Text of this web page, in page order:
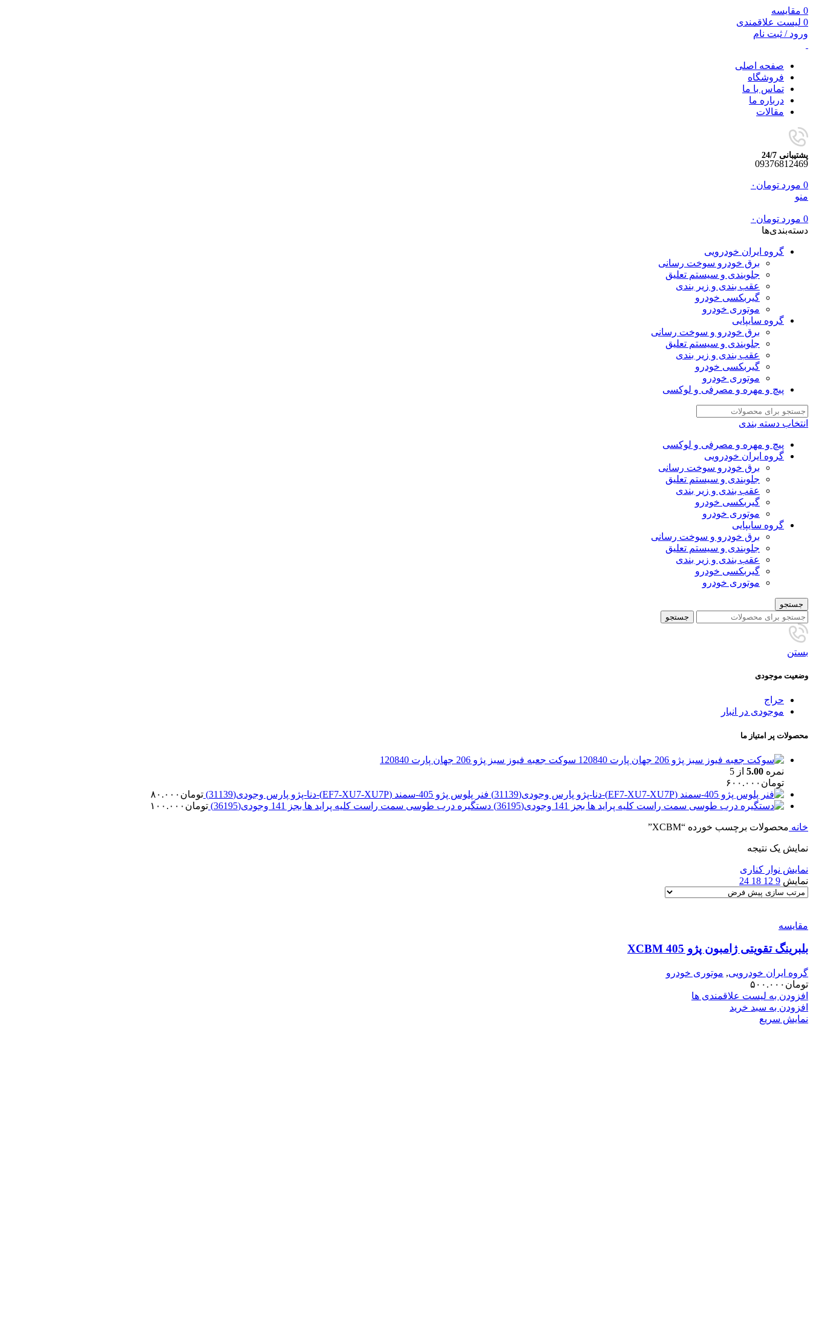
0 مقایسه
0 لیست علاقمندی
ورود / ثبت نام
صفحه اصلی
فروشگاه
تماس با ما
درباره ما
مقالات
پشتیبانی 24/7
09376812469
0 مورد تومان ۰
منو
0 مورد تومان ۰
دسته‌بندی‌ها
گروه ایران خودرویی
برق خودرو سوخت رسانی
جلوبندی و سیستم تعلیق
عقب بندی و زیر بندی
گیربکسی خودرو
موتوری خودرو
گروه سایپایی
برق خودرو و سوخت رسانی
جلوبندی و سیستم تعلیق
عقب بندی و زیر بندی
گیربکسی خودرو
موتوری خودرو
پیچ و مهره و مصرفی و لوکسی
انتخاب دسته بندی
پیچ و مهره و مصرفی و لوکسی
گروه ایران خودرویی
برق خودرو سوخت رسانی
جلوبندی و سیستم تعلیق
عقب بندی و زیر بندی
گیربکسی خودرو
موتوری خودرو
گروه سایپایی
برق خودرو و سوخت رسانی
جلوبندی و سیستم تعلیق
عقب بندی و زیر بندی
گیربکسی خودرو
موتوری خودرو
جستجو
جستجو
بستن
وضعیت موجودی
حراج
موجودی در انبار
محصولات پر امتیاز ما
سوکت جعبه فیوز سبز پژو 206 جهان پارت 120840
نمره 5.00 از 5
تومان ۶۰۰.۰۰۰
فنر پلوس پژو 405-سمند (EF7-XU7-XU7P)-دنا-پژو پارس وجودی(31139)
تومان ۸۰.۰۰۰
دستگیره درب طوسی سمت راست کلیه پراید ها بجز 141 وجودی(36195)
تومان ۱۰۰.۰۰۰
خانه محصولات برچسب خورده “XCBM”
نمایش یک نتیجه
نمایش نوار کناری
نمایش 9
12
18
24
مقایسه
بلبرینگ تقویتی ژامبون پژو 405 XCBM
گروه ایران خودرویی, موتوری خودرو
تومان ۵۰۰.۰۰۰
افزودن به لیست علاقمندی ها
افزودن به سبد خرید
نمایش سریع